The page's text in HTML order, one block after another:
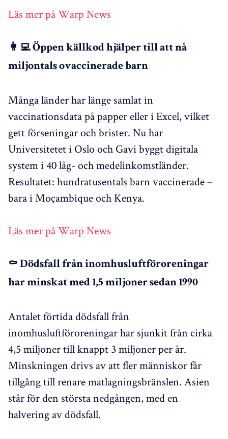
Läs mer på Warp News
👩‍💻 Öppen källkod hjälper till att nå
miljontals ovaccinerade barn
Många länder har länge samlat in
vaccinationsdata på papper eller i Excel, vilket
gett förseningar och brister. Nu har
Universitetet i Oslo och Gavi byggt digitala
system i 40 låg- och medelinkomstländer.
Resultatet: hundratusentals barn vaccinerade –
bara i Moçambique och Kenya.
Läs mer på Warp News
⚰️ Dödsfall från inomhusluftföroreningar
har minskat med 1,5 miljoner sedan 1990
Antalet förtida dödsfall från
inomhusluftföroreningar har sjunkit från cirka
4,5 miljoner till knappt 3 miljoner per år.
Minskningen drivs av att fler människor får
tillgång till renare matlagningsbränslen. Asien
står för den största nedgången, med en
halvering av dödsfall.